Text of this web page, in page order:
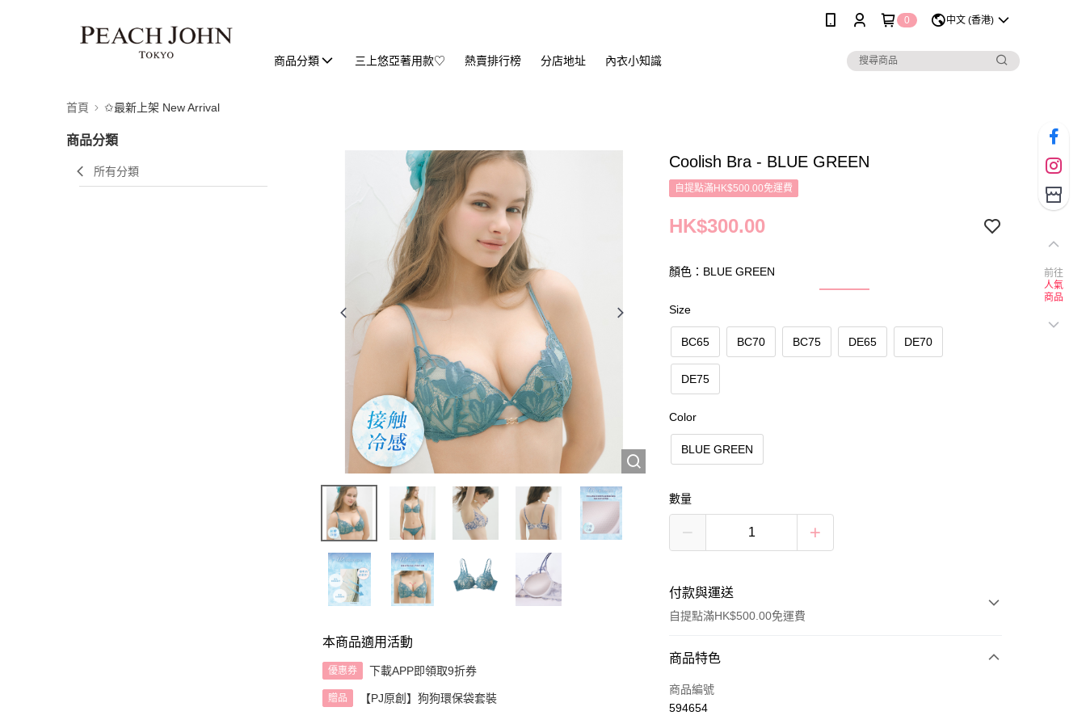
0 中文 (香港)
商品分類 三上悠亞著用款♡ 熱賣排行榜 分店地址 內衣小知識
首頁 ✩最新上架 New Arrival
商品分類
所有分類
本商品適用活動
優惠券 下載APP即領取9折券
贈品 【PJ原創】狗狗環保袋套裝
Coolish Bra - BLUE GREEN
自提點滿HK$500.00免運費
HK$300.00
顏色：BLUE GREEN
Size
BC65 BC70 BC75 DE65 DE70
DE75
Color
BLUE GREEN
數量
付款與運送
自提點滿HK$500.00免運費
付款方式
信用卡
商品特色
商品編號
594654
前往
人氣
商品